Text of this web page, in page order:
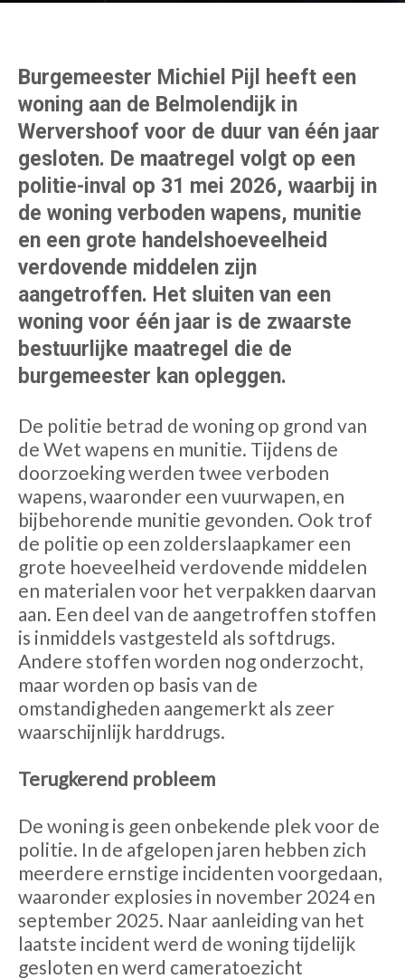
Burgemeester Michiel Pijl heeft een
woning aan de Belmolendijk in
Wervershoof voor de duur van één jaar
gesloten. De maatregel volgt op een
politie-inval op 31 mei 2026, waarbij in
de woning verboden wapens, munitie
en een grote handelshoeveelheid
verdovende middelen zijn
aangetroffen. Het sluiten van een
woning voor één jaar is de zwaarste
bestuurlijke maatregel die de
burgemeester kan opleggen.
De politie betrad de woning op grond van
de Wet wapens en munitie. Tijdens de
doorzoeking werden twee verboden
wapens, waaronder een vuurwapen, en
bijbehorende munitie gevonden. Ook trof
de politie op een zolderslaapkamer een
grote hoeveelheid verdovende middelen
en materialen voor het verpakken daarvan
aan. Een deel van de aangetroffen stoffen
is inmiddels vastgesteld als softdrugs.
Andere stoffen worden nog onderzocht,
maar worden op basis van de
omstandigheden aangemerkt als zeer
waarschijnlijk harddrugs.
Terugkerend probleem
De woning is geen onbekende plek voor de
politie. In de afgelopen jaren hebben zich
meerdere ernstige incidenten voorgedaan,
waaronder explosies in november 2024 en
september 2025. Naar aanleiding van het
laatste incident werd de woning tijdelijk
gesloten en werd cameratoezicht